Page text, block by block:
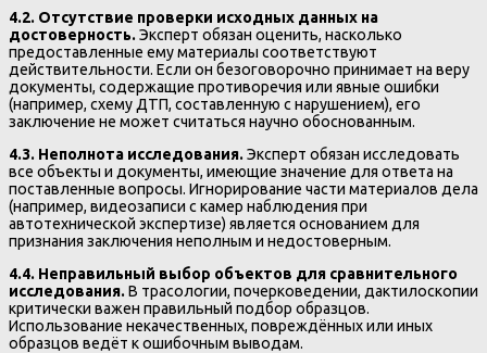
4.2. Отсутствие проверки исходных данных на
достоверность.Эксперт обязан оценить, насколько
предоставленные ему материалы соответствуют
действительности. Если он безоговорочно принимает на веру
документы, содержащие противоречия или явные ошибки
(например, схему ДТП, составленную с нарушением), его
заключение не может считаться научно обоснованным.
4.3. Неполнота исследования.Эксперт обязан исследовать
все объекты и документы, имеющие значение для ответа на
поставленные вопросы. Игнорирование части материалов дела
(например, видеозаписи с камер наблюдения при
автотехнической экспертизе) является основанием для
признания заключения неполным и недостоверным.
4.4. Неправильный выбор объектов для сравнительного
исследования.В трасологии, почерковедении, дактилоскопии
критически важен правильный подбор образцов.
Использование некачественных, повреждённых или иных
образцов ведёт к ошибочным выводам.